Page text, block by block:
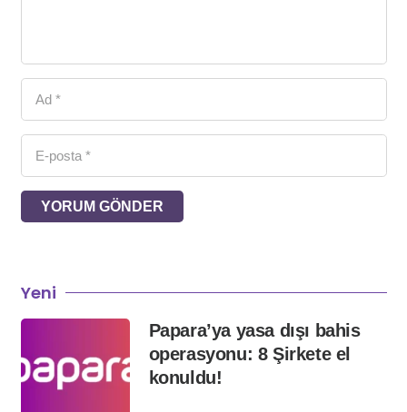
YORUM GÖNDER
Yeni
Papara’ya yasa dışı bahis
operasyonu: 8 Şirkete el
konuldu!